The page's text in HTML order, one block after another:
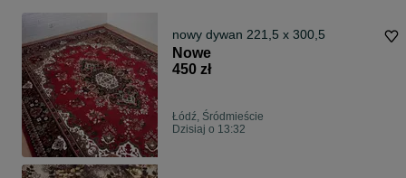
nowy dywan 221,5 x 300,5
Nowe
450 zł
Łódź, Śródmieście
Dzisiaj o 13:32